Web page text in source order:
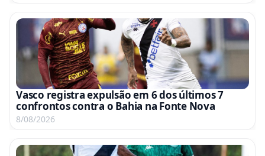
Vasco registra expulsão em 6 dos últimos 7
confrontos contra o Bahia na Fonte Nova
8/08/2026